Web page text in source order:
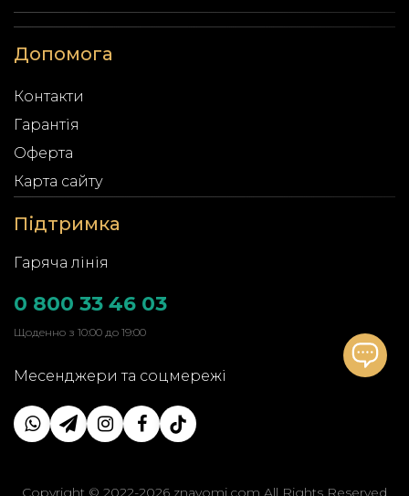
Допомога
Контакти
Гарантія
Оферта
Карта сайту
Підтримка
Гаряча лінія
0 800 33 46 03
Щоденно з 10:00 до 19:00
Месенджери та соцмережі